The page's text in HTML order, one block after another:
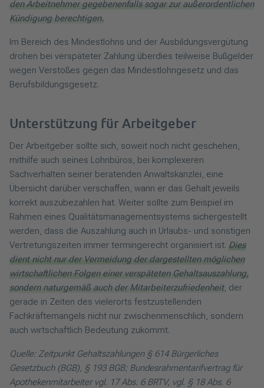
den Arbeitnehmer gegebenenfalls sogar zur außerordentlichen
Kündigung berechtigen.
Im Bereich des Mindestlohns und der Ausbildungsvergütung
drohen bei verspäteter Zahlung überdies teilweise Bußgelder
wegen Verstoßes gegen das Mindestlohngesetz und das
Berufsbildungsgesetz.
Unterstützung für Arbeitgeber
Der Arbeitgeber sollte sich, soweit noch nicht geschehen,
mithilfe auch seines Lohnbüros, bei komplexeren
Sachverhalten seiner beratenden Anwaltskanzlei, eine
Übersicht darüber verschaffen, wann er das Gehalt jeweils
korrekt auszubezahlen hat. Weiter sollte zum Beispiel im
Rahmen eines Qualitätsmanagementsystems sichergestellt
werden, dass die Auszahlung auch in Urlaubs- und sonstigen
Vertretungszeiten immer termingerecht organisiert ist. Dies
dient nicht nur der Vermeidung der dargestellten möglichen
wirtschaftlichen Folgen einer verspäteten Gehaltsauszahlung,
sondern naturgemäß auch der Mitarbeiterzufriedenheit, der
gerade in Zeiten des vielerorts festzustellenden
Fachkräftemangels nicht nur zwischenmenschlich, sondern
auch wirtschaftlich Bedeutung zukommt.
Quelle: Zeitpunkt Gehaltszahlungen § 614 Bürgerliches
Gesetzbuch (BGB), § 193 BGB; Bundesrahmentarifvertrag für
Apothekenmitarbeiter vgl. 17 Abs. 6 BRTV, vgl. § 18 Abs. 6